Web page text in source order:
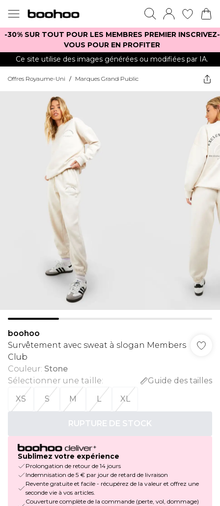
-30% SUR TOUT POUR LES MEMBRES PREMIER INSCRIVEZ-
VOUS POUR EN PROFITER
Ce site utilise des images générées ou modifiées par IA.
Offres Royaume-Uni / Marques Grand Public
boohoo
Survêtement avec sweat à slogan Members
Club
Couleur: Stone
Sélectionner une taille:
Guide des tailles
XS
S M L XL
RUPTURE DE STOCK
Sublimez votre expérience
Prolongation de retour de 14 jours
Indemnisation de 5 € par jour de retard de livraison
Revente gratuite et facile - récupérez de la valeur et offrez une
seconde vie à vos articles.
Couverture complète de la commande (perte, vol, dommage)